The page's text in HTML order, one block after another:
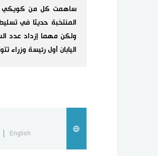
ساهمت كل من كويكي
المنتخبة حديثا في
ولكن مهما إزداد عدد
اليابان أول رئيسة وزراء
English